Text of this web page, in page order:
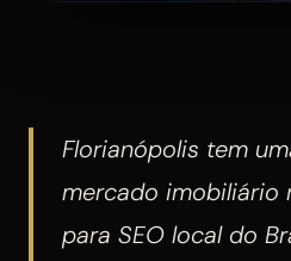
Florianópolis tem
mercado imobiliário
para SEO local do